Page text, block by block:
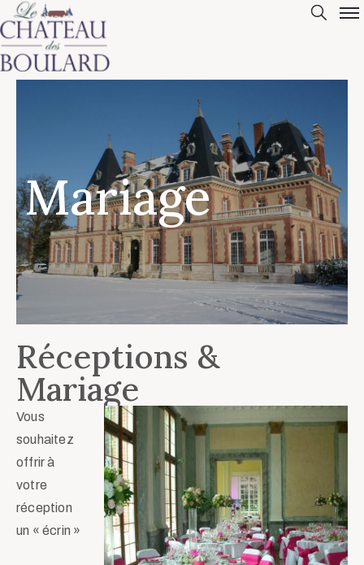
Mariage
Réceptions &
Mariage
Vous
souhaitez
offrir à
votre
réception
un « écrin »